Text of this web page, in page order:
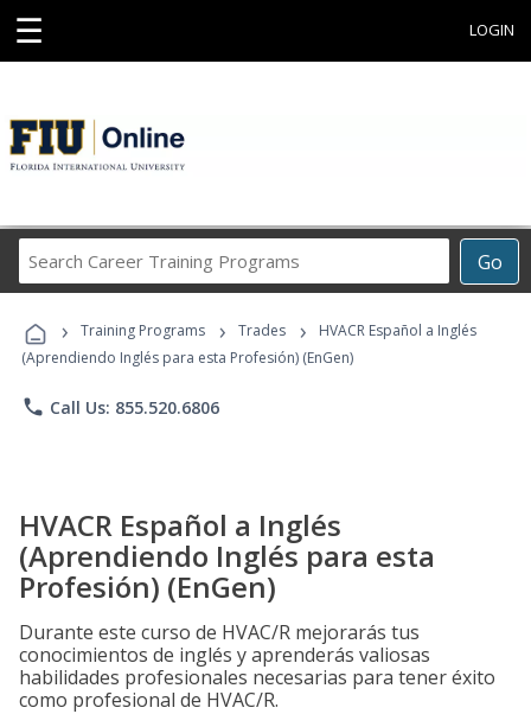
☰ LOGIN
Go
Career
Programs
› Training Programs › Trades ›
HVACR Español a Inglés
(Aprendiendo Inglés para esta Profesión) (EnGen)
phone Call Us: 855.520.6806
HVACR Español a Inglés
(Aprendiendo Inglés para esta
Profesión) (EnGen)
Durante este curso de HVAC/R mejorarás tus
conocimientos de inglés y aprenderás valiosas
habilidades profesionales necesarias para tener éxito
como profesional de HVAC/R.